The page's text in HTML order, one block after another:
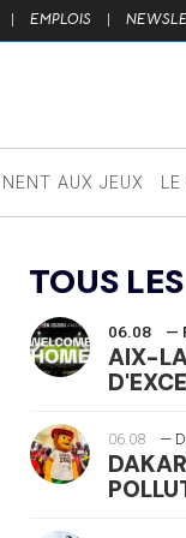
| EMPLOIS |
AUX JEUX LE
TOUS
06.08 —
AIX-
06.08 —